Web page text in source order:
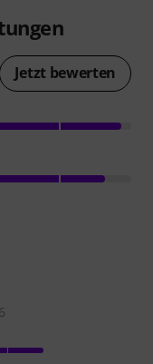
Jetzt bewerten